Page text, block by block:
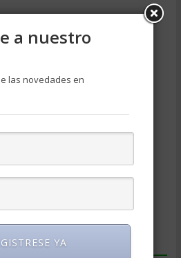
a nuestro
las novedades en
YA